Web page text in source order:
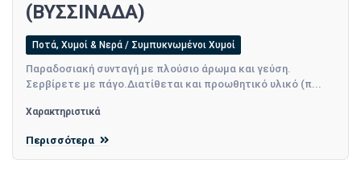
(ΒΥΣΣΙΝΑΔΑ)
Ποτά, Χυμοί & Νερά / Συμπυκνωμένοι Χυμοί
Παραδοσιακή συνταγή με πλούσιο άρωμα και γεύση.
Σερβίρετε με πάγο.Διατίθεται και προωθητικό υλικό (π...
Χαρακτηριστικά
Περισσότερα